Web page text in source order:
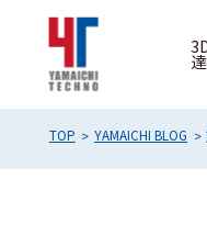
TOP YAMAICHI BLOG